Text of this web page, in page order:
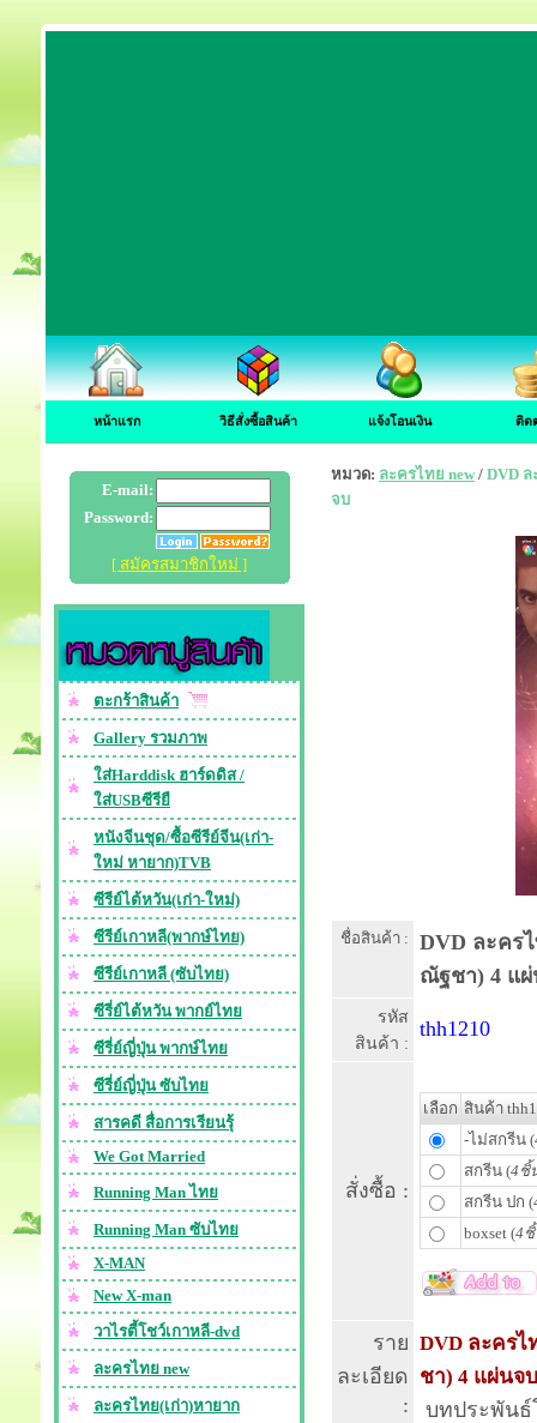
หน้าแรก วิธีสั่งซื้อสินค้า แจ้งโอนเงิน ติด
E-mail:
Password:
[ สมัครสมาชิกใหม่ ]
ตะกร้าสินค้า
Gallery รวมภาพ
ใส่Harddisk ฮาร์ดดิส /
ใส่USBซีรียื
หนังจีนชุด/ซื้อซีรีย์จีน(เก่า-
ใหม่ หายาก)TVB
ซีรีย์ไต้หวัน(เก่า-ใหม่)
ซีรีย์เกาหลี(พากษ์ไทย)
ซีรีย์เกาหลี (ซับไทย)
ซีรี่ย์ไต้หวัน พากย์ไทย
ซีรี่ย์ญี่ปุ่น พากษ์ไทย
ซีรี่ย์ญี่ปุ่น ซับไทย
สารคดี สื่อการเรียนรุ้
We Got Married
Running Man ไทย
Running Man ซับไทย
X-MAN
New X-man
วาไรตี้โชว์เกาหลี-dvd
ละครไทย new
ละครไทย(เก่า)หายาก
หมวด: ละครไทย new / DVD
จบ
ชื่อสินค้า :
DVD ละคร
ณัฐชา) 4 แ
รหัส
สินค้า :
thh1210
สั่งซื้อ :
เลือก สินค้า
-ไม่สกรีน (
สกรีน (4ชิ้
สกรีน ปก (
boxset (4
ราย
ละเอียด
:
DVD ละคร
ชา) 4 แผ่นจบ
บทประพันธ์